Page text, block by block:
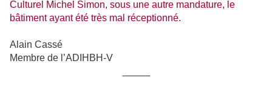
Culturel Michel Simon, sous une autre mandature, le
bâtiment ayant été très mal réceptionné.
Alain Cassé
Membre de l’ADIHBH-V